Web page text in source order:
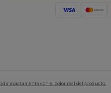
exactamente con el color real del producto.